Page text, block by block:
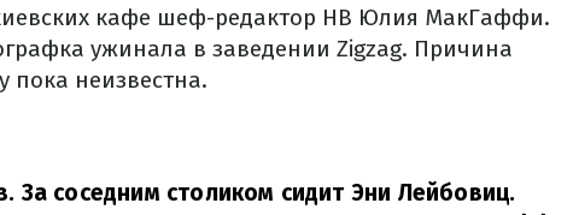
кафе шеф-редактор НВ Юлия МакГаффи.
ужинала в заведении Zigzag. Причина
пока неизвестна.
За соседним столиком сидит Эни Лейбовиц.